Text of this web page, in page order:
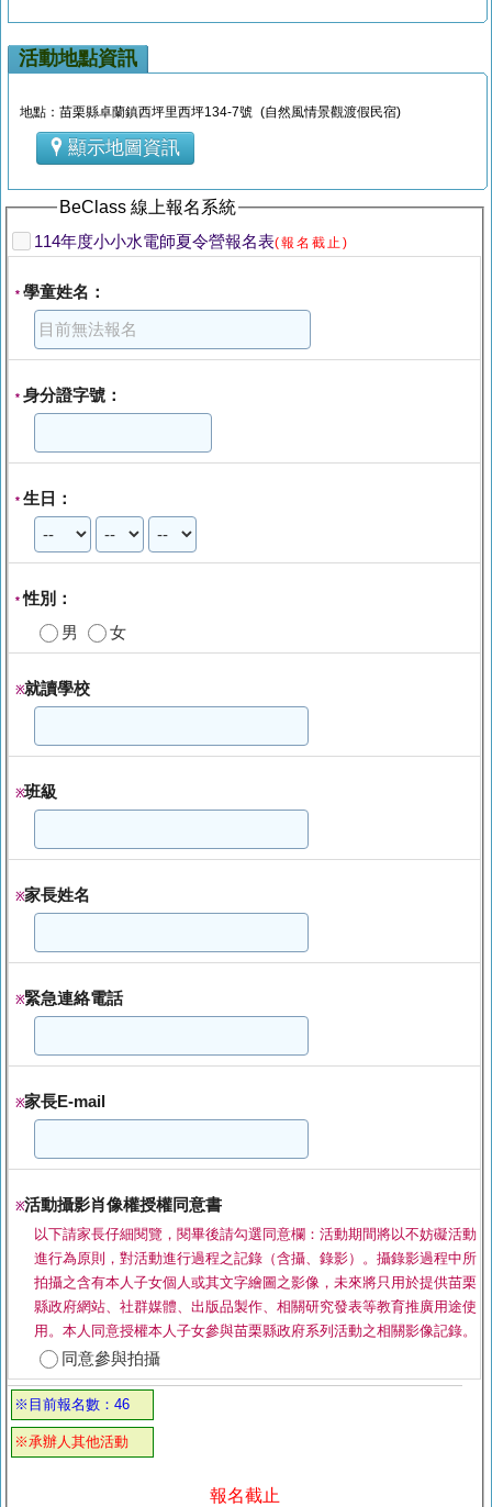
活動地點資訊
地點：苗栗縣卓蘭鎮西坪里西坪134-7號 (自然風情景觀渡假民宿)
顯示地圖資訊
BeClass 線上報名系統
114年度小小水電師夏令營報名表(報名截止)
* 學童姓名：
* 身分證字號：
* 生日：
*性別：
男
女
※就讀學校
※班級
※家長姓名
※緊急連絡電話
※家長E-mail
※活動攝影肖像權授權同意書
以下請家長仔細閱覽，閱畢後請勾選同意欄：活動期間將以不妨礙活動
進行為原則，對活動進行過程之記錄（含攝、錄影）。攝錄影過程中所
拍攝之含有本人子女個人或其⽂字繪圖之影像，未來將只用於提供苗栗
縣政府網站、社群媒體、出版品製作、相關研究發表等教育推廣用途使
用。本人同意授權本人子女參與苗栗縣政府系列活動之相關影像記錄。
同意參與拍攝
※目前報名數：46
※承辦人其他活動
報名截止